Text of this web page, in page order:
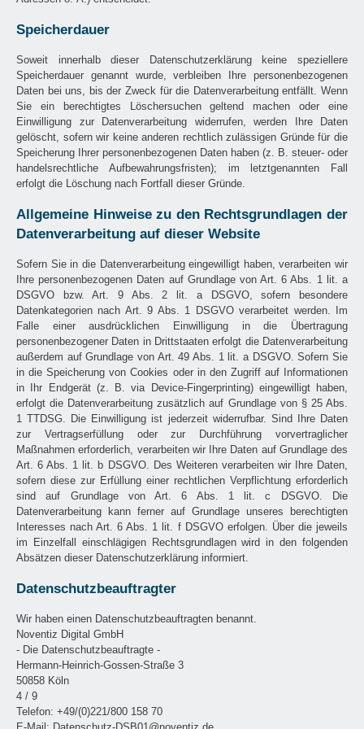
Speicherdauer
Soweit innerhalb dieser Datenschutzerklärung keine speziellere
Speicherdauer genannt wurde, verbleiben Ihre personenbezogenen
Daten bei uns, bis der Zweck für die Datenverarbeitung entfällt. Wenn
Sie ein berechtigtes Löschersuchen geltend machen oder eine
Einwilligung zur Datenverarbeitung widerrufen, werden Ihre Daten
gelöscht, sofern wir keine anderen rechtlich zulässigen Gründe für die
Speicherung Ihrer personenbezogenen Daten haben (z. B. steuer- oder
handelsrechtliche Aufbewahrungsfristen); im letztgenannten Fall
erfolgt die Löschung nach Fortfall dieser Gründe.
Allgemeine Hinweise zu den Rechtsgrundlagen der
Datenverarbeitung auf dieser Website
Sofern Sie in die Datenverarbeitung eingewilligt haben, verarbeiten wir
Ihre personenbezogenen Daten auf Grundlage von Art. 6 Abs. 1 lit. a
DSGVO bzw. Art. 9 Abs. 2 lit. a DSGVO, sofern besondere
Datenkategorien nach Art. 9 Abs. 1 DSGVO verarbeitet werden. Im
Falle einer ausdrücklichen Einwilligung in die Übertragung
personenbezogener Daten in Drittstaaten erfolgt die Datenverarbeitung
außerdem auf Grundlage von Art. 49 Abs. 1 lit. a DSGVO. Sofern Sie
in die Speicherung von Cookies oder in den Zugriff auf Informationen
in Ihr Endgerät (z. B. via Device-Fingerprinting) eingewilligt haben,
erfolgt die Datenverarbeitung zusätzlich auf Grundlage von § 25 Abs.
1 TTDSG. Die Einwilligung ist jederzeit widerrufbar. Sind Ihre Daten
zur Vertragserfüllung oder zur Durchführung vorvertraglicher
Maßnahmen erforderlich, verarbeiten wir Ihre Daten auf Grundlage des
Art. 6 Abs. 1 lit. b DSGVO. Des Weiteren verarbeiten wir Ihre Daten,
sofern diese zur Erfüllung einer rechtlichen Verpflichtung erforderlich
sind auf Grundlage von Art. 6 Abs. 1 lit. c DSGVO. Die
Datenverarbeitung kann ferner auf Grundlage unseres berechtigten
Interesses nach Art. 6 Abs. 1 lit. f DSGVO erfolgen. Über die jeweils
im Einzelfall einschlägigen Rechtsgrundlagen wird in den folgenden
Absätzen dieser Datenschutzerklärung informiert.
Datenschutzbeauftragter
Wir haben einen Datenschutzbeauftragten benannt.
Noventiz Digital GmbH
- Die Datenschutzbeauftragte -
Hermann-Heinrich-Gossen-Straße 3
50858 Köln
4 / 9
Telefon: +49/(0)221/800 158 70